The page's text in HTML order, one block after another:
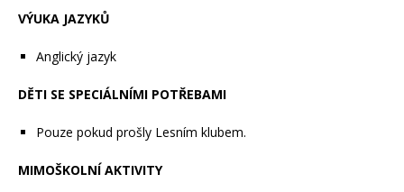
VÝUKA JAZYKŮ
Anglický jazyk
DĚTI SE SPECIÁLNÍMI POTŘEBAMI
Pouze pokud prošly Lesním klubem.
MIMOŠKOLNÍ AKTIVITY